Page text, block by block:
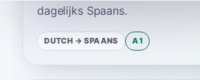
dagelijks Spaans.
DUTCH → SPAANS A1